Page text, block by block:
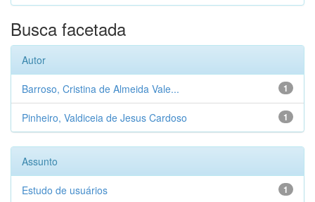
Busca facetada
Autor
1
Barroso, Cristina de Almeida Vale...
1
Pinheiro, Valdiceia de Jesus Cardoso
Assunto
1
Estudo de usuários